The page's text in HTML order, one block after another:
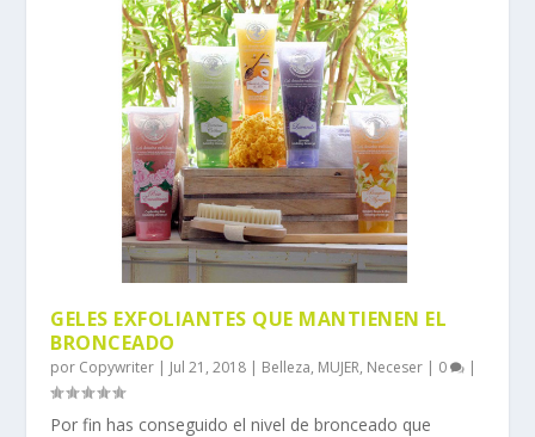
GELES EXFOLIANTES QUE MANTIENEN EL
BRONCEADO
por Copywriter | Jul 21, 2018 | Belleza, MUJER, Neceser | 0 |
Por fin has conseguido el nivel de bronceado que